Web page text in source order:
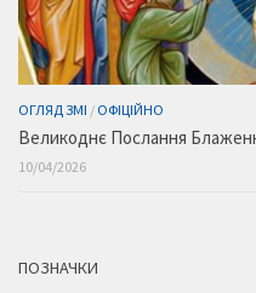
ОГЛЯД ЗМІ / ОФІЦІЙНО
Великоднє Послання
10/04/2026
ПОЗНАЧКИ